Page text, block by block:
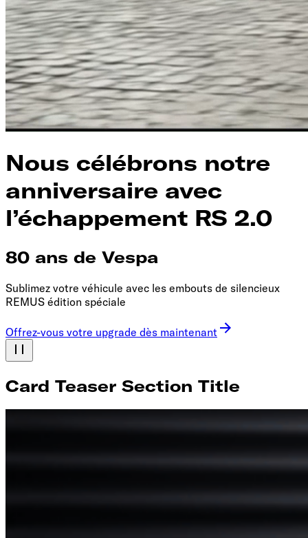
Nous célébrons notre
anniversaire avec
l’échappement RS 2.0
80 ans de Vespa
Sublimez votre véhicule avec les embouts de silencieux
REMUS édition spéciale
Offrez-vous votre upgrade dès maintenant
Card Teaser Section Title